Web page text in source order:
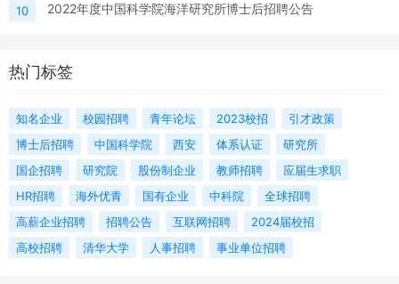
10 2022年度中国科学院海洋研究所博士后招聘公告
热门标签
知名企业 校园招聘 青年论坛 2023校招
引才政策
博士后招聘
中国科学院 西安 体系认证
研究所
国企招聘
研究院 股份制企业 教师招聘
应届生求职
HR招聘
海外优青 国有企业 中科院
全球招聘
高薪企业招聘
招聘公告 互联网招聘
2024届校招
高校招聘
清华大学 人事招聘 事业单位招聘